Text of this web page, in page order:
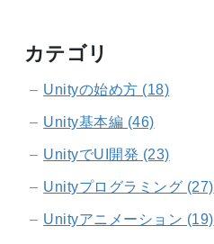
カテゴリ
Unityの始め方 (18)
Unity基本編 (46)
UnityでUI開発 (23)
Unityプログラミング (27)
Unityアニメーション (19)